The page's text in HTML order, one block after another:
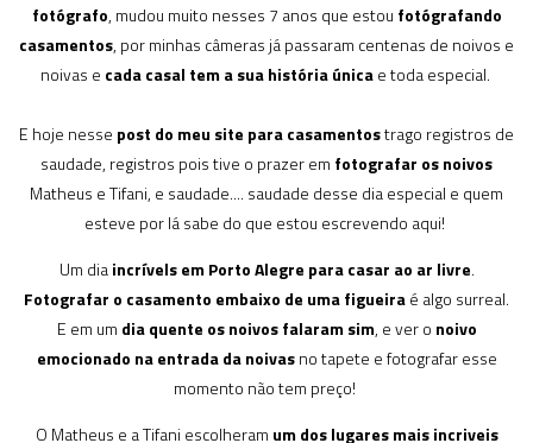
fotógrafo, mudou muito nesses 7 anos que estou fotógrafando
casamentos, por minhas câmeras já passaram centenas de noivos e
noivas e cada casal tem a sua história únicae toda especial.
E hoje nesse post do meu site para casamentostrago registros de
saudade, registros pois tive o prazer em fotografar os noivos
Matheus e Tifani, e saudade.... saudade desse dia especial e quem
esteve por lá sabe do que estou escrevendo aqui!
Um diaincrívels em Porto Alegre para casar ao ar livre.
Fotografar o casamento embaixo de uma figueiraé algo surreal.
E em um dia quente os noivos falaram sim, e ver o noivo
emocionado na entrada da noivasno tapete e fotografar esse
momento não tem preço!
O Matheus e a Tifani escolheram um dos lugares mais incriveis